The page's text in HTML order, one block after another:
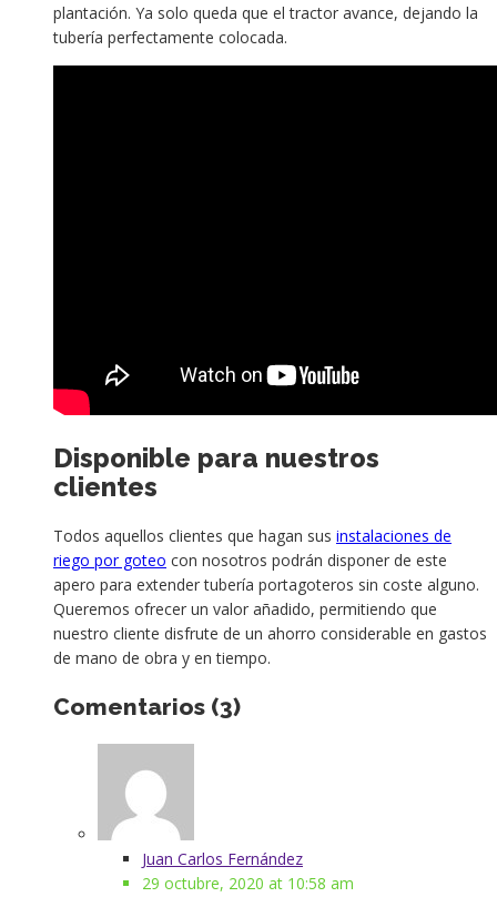
plantación. Ya solo queda que el tractor avance, dejando la
tubería perfectamente colocada.
Disponible para nuestros
clientes
Todos aquellos clientes que hagan sus instalaciones de
riego por goteo con nosotros podrán disponer de este
apero para extender tubería portagoteros sin coste alguno.
Queremos ofrecer un valor añadido, permitiendo que
nuestro cliente disfrute de un ahorro considerable en gastos
de mano de obra y en tiempo.
Comentarios (3)
Juan Carlos Fernández
29 octubre, 2020 at 10:58 am